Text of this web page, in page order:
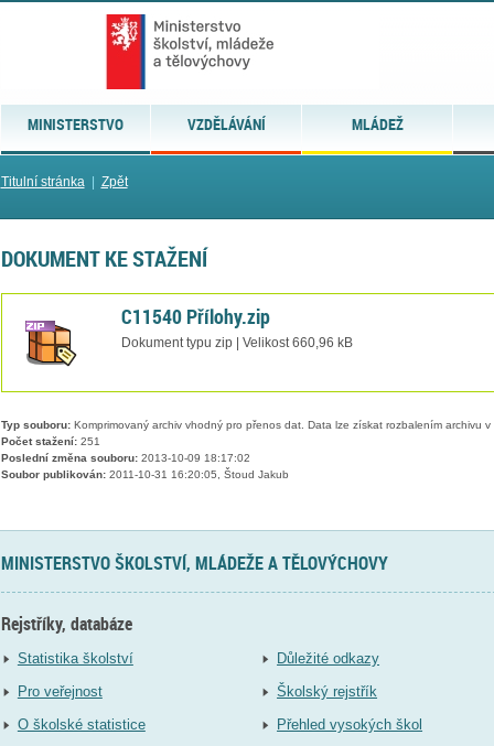
MINISTERSTVO VZDĚLÁVÁNÍ MLÁDEŽ
Titulní stránka| Zpět
DOKUMENT KE STAŽENÍ
C11540 Přílohy.zip
Dokument typu zip | Velikost 660,96 kB
Typ souboru:Komprimovaný archiv vhodný pro přenos dat. Data lze získat rozbalením archivu
Počet stažení:251
Poslední změna souboru:2013-10-09 18:17:02
Soubor publikován:2011-10-31 16:20:05, Štoud Jakub
MINISTERSTVO ŠKOLSTVÍ, MLÁDEŽE A TĚLOVÝCHOVY
Rejstříky, databáze
Statistika školství
Pro veřejnost
O školské statistice
Důležité odkazy
Školský rejstřík
Přehled vysokých škol